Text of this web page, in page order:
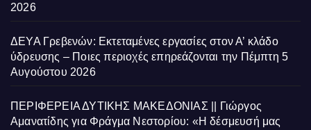
2026
ΔΕΥΑ Γρεβενών: Εκτεταμένες εργασίες στον Α’ κλάδο
ύδρευσης – Ποιες περιοχές επηρεάζονται την Πέμπτη 5
Αυγούστου 2026
ΠΕΡΙΦΕΡΕΙΑ ΔΥΤΙΚΗΣ ΜΑΚΕΔΟΝΙΑΣ || Γιώργος
Αμανατίδης για Φράγμα Νεστορίου: «Η δέσμευσή μας